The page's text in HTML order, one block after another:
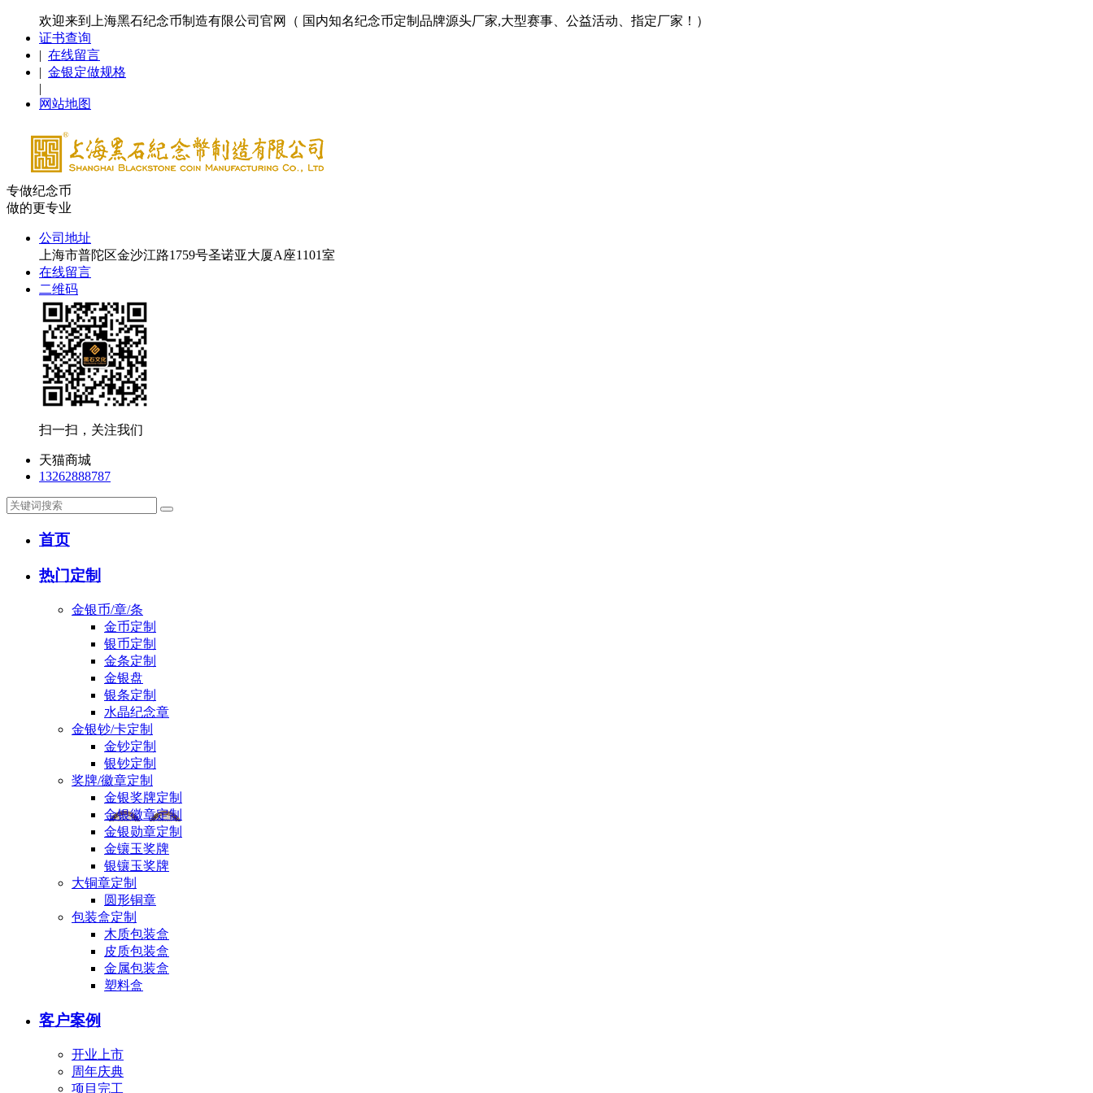
欢迎来到上海黑石纪念币制造有限公司官网（ 国内知名纪念币定制品牌源头厂家,大型赛事、公益活动、指定厂家！）
证书查询
| 在线留言
| 金银定做规格
|
网站地图
专做纪念币
做的更专业
公司地址
上海市普陀区金沙江路1759号圣诺亚大厦A座1101室
在线留言
二维码
扫一扫，关注我们
天猫商城
13262888787
首页
热门定制
金银币/章/条
金币定制
银币定制
金条定制
金银盘
银条定制
水晶纪念章
金银钞/卡定制
金钞定制
银钞定制
奖牌/徽章定制
金银奖牌定制
金银徽章定制
金银勋章定制
金镶玉奖牌
银镶玉奖牌
大铜章定制
圆形铜章
包装盒定制
木质包装盒
皮质包装盒
金属包装盒
塑料盒
客户案例
开业上市
周年庆典
项目完工